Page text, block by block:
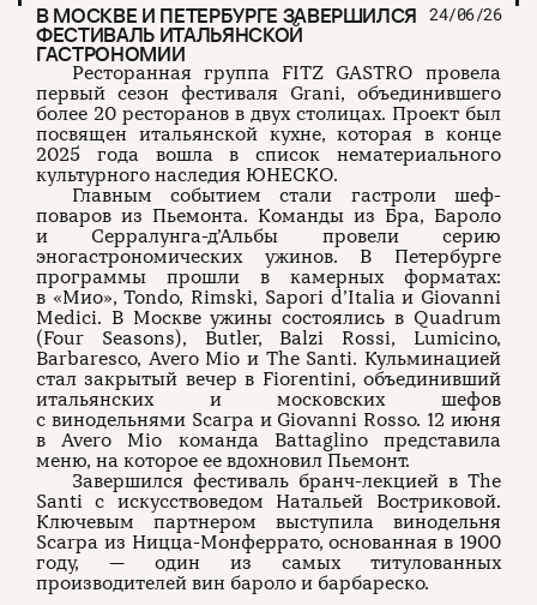
В МОСКВЕ И ПЕТЕРБУРГЕ ЗАВЕРШИЛСЯ
ФЕСТИВАЛЬ ИТАЛЬЯНСКОЙ
ГАСТРОНОМИИ
24/06/26
Ресторанная группа FITZ GASTRO провела
первый сезон фестиваля Grani, объединившего
более 20 ресторанов в двух столицах. Проект был
посвящен итальянской кухне, которая в конце
2025 года вошла в список нематериального
культурного наследия ЮНЕСКО.
Главным событием стали гастроли шеф-
поваров из Пьемонта. Команды из Бра, Бароло
и Серралунга-д’Альбы провели серию
эногастрономических ужинов. В Петербурге
программы прошли в камерных форматах:
в «Мио», Tondo, Rimski, Sapori d’Italia и Giovanni
Medici. В Москве ужины состоялись в Quadrum
(Four Seasons), Butler, Balzi Rossi, Lumicino,
Barbaresco, Avero Mio и The Santi. Кульминацией
стал закрытый вечер в Fiorentini, объединивший
итальянских и московских шефов
с винодельнями Scarpa и Giovanni Rosso. 12 июня
в Avero Mio команда Battaglino представила
меню, на которое ее вдохновил Пьемонт.
Завершился фестиваль бранч-лекцией в The
Santi с искусствоведом Натальей Востриковой.
Ключевым партнером выступила винодельня
Scarpa из Ницца-Монферрато, основанная в 1900
году, — один из самых титулованных
производителей вин бароло и барбареско.